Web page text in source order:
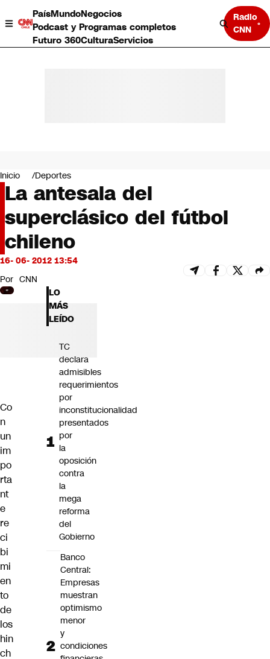
PaísMundoNegocios
Podcast y Programas completos
Futuro 360CulturaServicios
Radio
CNN
Negocios
Deportes
Programas completos
Cultura
Servicios
Bits
CNN tiempo
Futuro 360
Opinión
Inicio Deportes
La antesala del
superclásico del fútbol
chileno
16- 06- 2012 13:54
Por CNN
Co
n
un
im
po
rta
nt
e
re
ci
bi
mi
en
to
de
los
hin
ch
LO
MÁS
LEÍDO
TC
declara
admisibles
requerimientos
por
inconstitucionalidad
presentados
por
la
oposición
contra
la
mega
reforma
del
Gobierno
Banco
Central:
Empresas
muestran
optimismo
menor
y
condiciones